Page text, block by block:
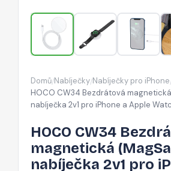
2v1
pro
iPhone
a
Watch,
15W,
Domů/Nabíječky/Nabíječky pro iPhone
HOCO CW34 Bezdrátová
nabíječka 2v1 pro iPhone a Apple
HOCO CW34
magnetická
nabíječka 2v1 pro